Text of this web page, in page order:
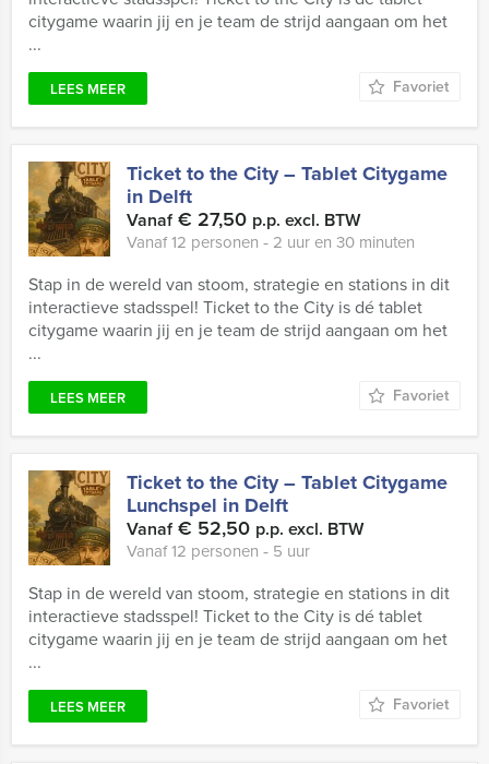
citygame waarin jij en je team de strijd aangaan om het
...
LEES MEER Favoriet
Ticket to the City – Tablet Citygame
in Delft
Vanaf€ 27,50 p.p. excl. BTW
Vanaf 12 personen ‐ 2 uur en 30 minuten
Stap in de wereld van stoom, strategie en stations in dit
interactieve stadsspel! Ticket to the City is dé tablet
citygame waarin jij en je team de strijd aangaan om het
...
LEES MEER Favoriet
Ticket to the City – Tablet Citygame
Lunchspel in Delft
Vanaf€ 52,50 p.p. excl. BTW
Vanaf 12 personen ‐ 5 uur
Stap in de wereld van stoom, strategie en stations in dit
interactieve stadsspel! Ticket to the City is dé tablet
citygame waarin jij en je team de strijd aangaan om het
...
LEES MEER Favoriet